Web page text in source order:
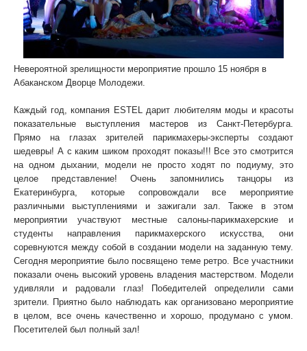
Невероятной зрелищности мероприятие прошло 15 ноября в
Абаканском Дворце Молодежи.
Каждый год, компания ESTEL дарит любителям моды и красоты
показательные выступления мастеров из Санкт-Петербурга.
Прямо на глазах зрителей парикмахеры-эксперты создают
шедевры! А с каким шиком проходят показы!!! Все это смотрится
на одном дыхании, модели не просто ходят по подиуму, это
целое представление! Очень запомнились танцоры из
Екатеринбурга, которые сопровождали все мероприятие
различными выступлениями и зажигали зал. Также в этом
мероприятии участвуют местные салоны-парикмахерские и
студенты направления парикмахерского искусства, они
соревнуются между собой в создании модели на заданную тему.
Сегодня мероприятие было посвящено теме ретро. Все участники
показали очень высокий уровень владения мастерством. Модели
удивляли и радовали глаз! Победителей определили сами
зрители. Приятно было наблюдать как организовано мероприятие
в целом, все очень качественно и хорошо, продумано с умом.
Посетителей был полный зал!